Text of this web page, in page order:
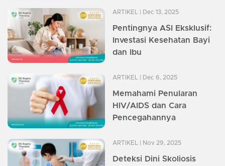
ARTIKEL | Dec 13, 2025
Pentingnya ASI Eksklusif:
Investasi Kesehatan Bayi
dan Ibu
ARTIKEL | Dec 6, 2025
Memahami Penularan
HIV/AIDS dan Cara
Pencegahannya
ARTIKEL | Nov 29, 2025
Deteksi Dini Skoliosis